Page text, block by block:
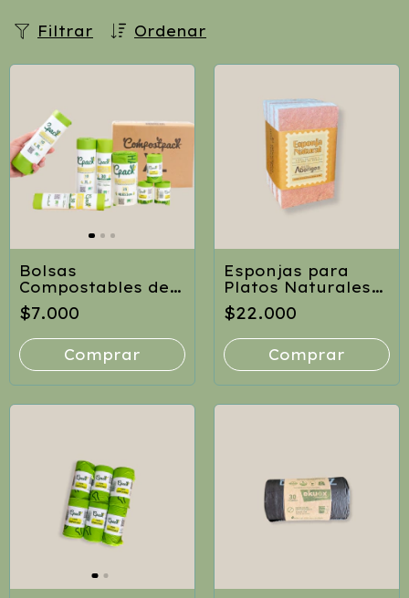
Ordenar
Filtrar
Bolsas
Compostables de
Maíz CompostPack
$7.000
Comprar
Esponjas para
Platos Naturales
de Fibra de Coco
$22.000